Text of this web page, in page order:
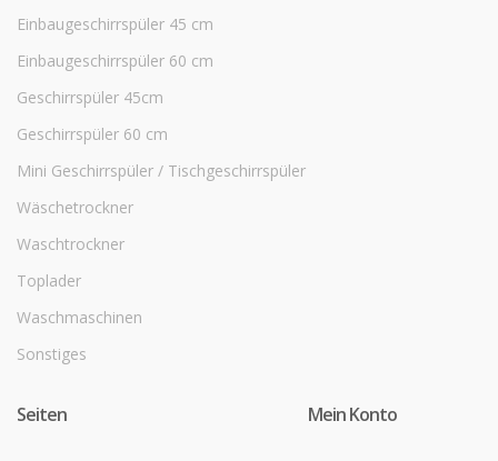
Einbaugeschirrspüler 45 cm
Einbaugeschirrspüler 60 cm
Geschirrspüler 45cm
Geschirrspüler 60 cm
Mini Geschirrspüler / Tischgeschirrspüler
Wäschetrockner
Waschtrockner
Toplader
Waschmaschinen
Sonstiges
Seiten Mein Konto